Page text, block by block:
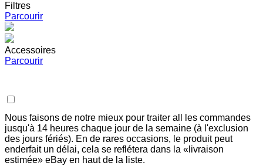
Filtres
Parcourir
Accessoires
Parcourir
Nous faisons de notre mieux pour traiter all les commandes
jusqu'à 14 heures chaque jour de la semaine (à l'exclusion
des jours fériés). En de rares occasions, le produit peut
enderfait un délai, cela se reflétera dans la «livraison
estimée» eBay en haut de la liste.